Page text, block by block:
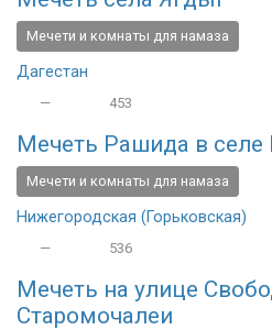
Мечети и комнаты для намаза
Дагестан
— 453
Мечеть Рашида в селе
Мечети и комнаты для намаза
Нижегородская (Горьковская)
— 536
Мечеть на улице
Старомочалеи